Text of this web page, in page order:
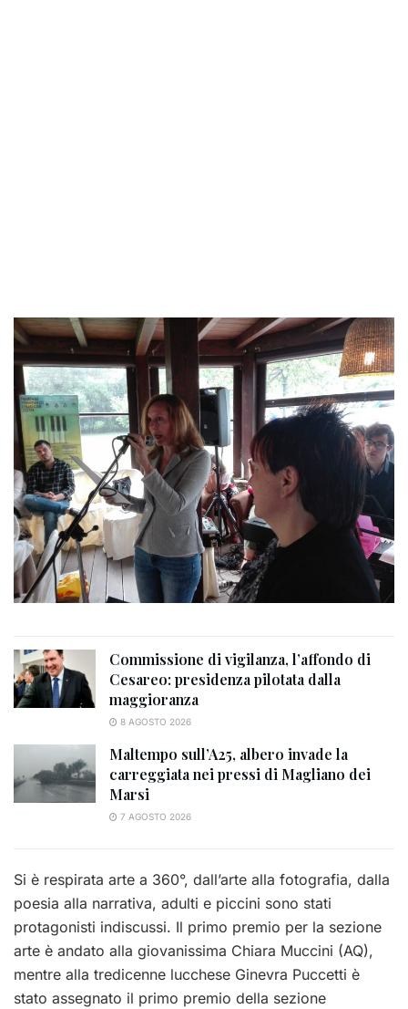
Commissione di vigilanza, l’affondo di
Cesareo: presidenza pilotata dalla
maggioranza
8 AGOSTO 2026
Maltempo sull’A25, albero invade la
carreggiata nei pressi di Magliano dei
Marsi
7 AGOSTO 2026
Si è respirata arte a 360°, dall’arte alla fotografia, dalla
poesia alla narrativa, adulti e piccini sono stati
protagonisti indiscussi. Il primo premio per la sezione
arte è andato alla giovanissima Chiara Muccini (AQ),
mentre alla tredicenne lucchese Ginevra Puccetti è
stato assegnato il primo premio della sezione